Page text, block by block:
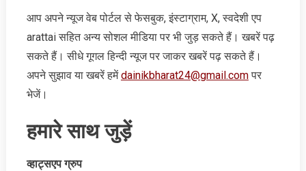
आप अपने न्‍यूज वेब पोर्टल से फेसबुक, इंस्‍टाग्राम, X, स्‍वदेशी एप
arattai सहित अन्‍य सोशल मीडिया पर भी जुड़ सकते हैं। खबरें पढ़
सकते हैं। सीधे गूगल हिन्‍दी न्‍यूज पर जाकर खबरें पढ़ सकते हैं।
अपने सुझाव या खबरें हमेंdainikbharat24@gmail.comपर
भेजें।
हमारे साथ जुड़ें
व्‍हाट्सएप ग्रुप